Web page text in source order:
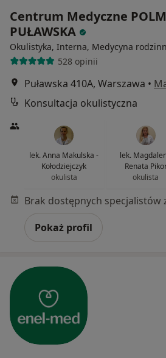
Centrum Medyczne
PUŁAWSKA
Okulistyka, Interna, Medycyna
528 opinii
Puławska 410A, Warszawa •
Konsultacja okulistyczna
lek. Anna Makulska -
Kołodziejczyk
okulista
lek.
Renata
okulista
Pokaż profil